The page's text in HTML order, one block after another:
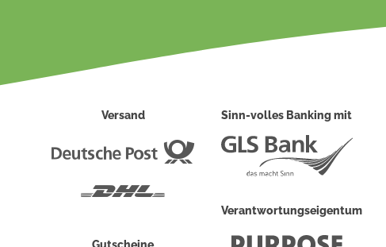
Versand
Deutsche
Sinn-volles Banking mit
Verantwortungseigentum